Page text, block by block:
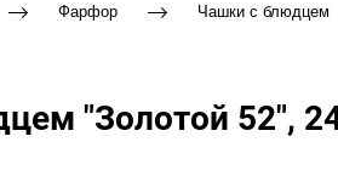
Фарфор Чашки с блюдцем
"Золотой 52",